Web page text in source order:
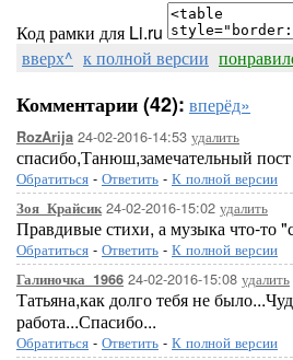
Код рамки для Li.ru
вверх^ к полной версии
Комментарии (42): вперёд»
RozArija 24-02-2016-14:53 удалить
спасибо,Танюш,замечательный
Обратиться - Ответить - К полной версии
Зоя_Крайсик24-02-2016-15:02 удалить
Правдивые стихи, а музыка что-то
Обратиться - Ответить - К полной версии
Галиночка_1966 24-02-2016-15:08 удалить
Татьяна,как долго тебя не
работа...Спасибо...
Обратиться - Ответить - К полной версии